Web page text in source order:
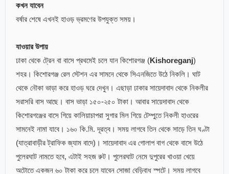
কখন যাবেন
বর্ষার শেষে এখনই হাওড় ভ্রমণের উপযুক্ত সময়।
যাওয়ার উপায়
ঢাকা থেকে ট্রেন বা বাসে প্রথমেই চলে যান কিশোরগঞ্জ (Kishoreganj)
শহর। কিশোরগঞ্জ রেল স্টেশন এর সামনে থেকে সিএনজিতে উঠে নিকলি। ঘাট
থেকে নৌকা ভাড়া করে হাওড় ঘরে দেখুন। এছাড়া ঢাকার সায়েদাবাদ থেকে নিকলীর
সরাসরি বাস আছে। বাস ভাড়া ১৫০-২৫০ টাকা। আবার সায়েদাবাদ থেকে
কিশোরগঞ্জের বাসে গিয়ে কালিয়াচাপরা সুগার মিল গিয়ে টেম্পুতে নিকলী হাওরের
সামনেই নামা যাবে। ১৬০ কি.মি. দূরত্ব। সময় লাগবে তিন থেকে সাড়ে তিন ঘণ্টা
(যাত্রাবাড়ীর ট্রাফিক জ্যাম বাদে)। সায়েদাবাদ এর গোলাপ বাগ থেকে বাসে উঠে
পুলেরঘাট নামতে হবে, এটাই সহজ রুট। পুলেরঘাট নেমে দুপুরের খাওয়া খেয়ে
অটোতে একজন ৬০ টাকা করে চলে যাবেন সোজা বেড়িবাধ স্পটে। সময় লাগবে